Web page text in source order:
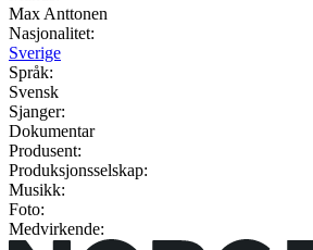
Max Anttonen
Nasjonalitet:
Sverige
Språk:
Svensk
Sjanger:
Dokumentar
Produsent:
Produksjonsselskap:
Musikk:
Foto:
Medvirkende: